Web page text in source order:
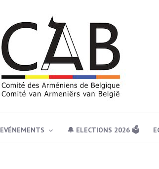
EVÉNEMENTS 🔔 ELECTIONS 2026 🗳️